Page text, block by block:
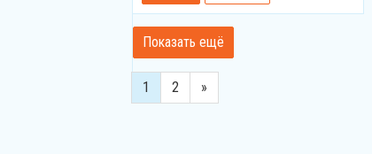
1 2 »